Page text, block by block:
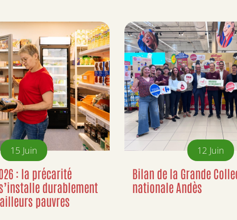
15 Juin
: la précarité
durablement
pauvres
12 Juin
Bilan de la Grande
nationale Andès